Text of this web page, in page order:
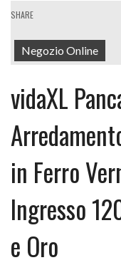
SHARE
Negozio Online
vidaXL
in Ferro
Ingresso
e Oro